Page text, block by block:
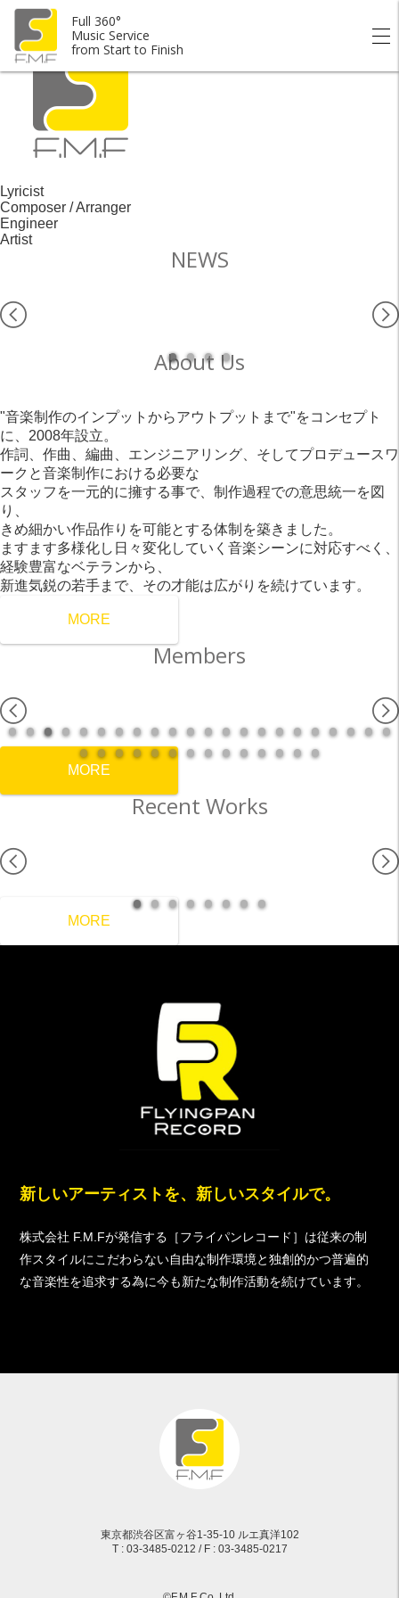
Full 360°
Music Service
from Start to Finish
Full 360° Music Service from Start to Finish.
Lyricist
Composer / Arranger
Engineer
Artist
NEWS
About Us
"音楽制作のインプットからアウトプットまで"をコンセプト
に、2008年設立。
作詞、作曲、編曲、エンジニアリング、そしてプロデュースワ
ークと音楽制作における必要な
スタッフを一元的に擁する事で、制作過程での意思統一を図
り、
きめ細かい作品作りを可能とする体制を築きました。
ますます多様化し日々変化していく音楽シーンに対応すべく、
経験豊富なベテランから、
新進気鋭の若手まで、その才能は広がりを続けています。
MORE
Members
MORE
Recent Works
MORE
新しいアーティストを、新しいスタイルで。
株式会社 F.M.Fが発信する［フライパンレコード］は従来の制
作スタイルにこだわらない自由な制作環境と独創的かつ普遍的
な音楽性を追求する為に今も新たな制作活動を続けています。
東京都渋谷区富ヶ谷1-35-10 ルエ真洋102
T : 03-3485-0212 / F : 03-3485-0217